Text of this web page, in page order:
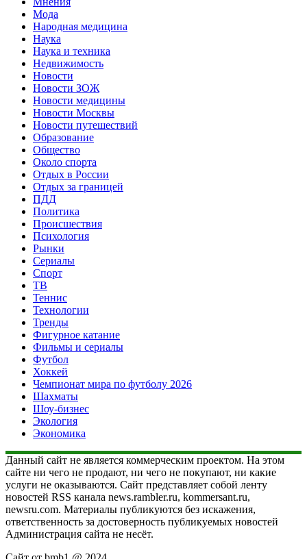
Мода
Народная медицина
Наука
Наука и техника
Недвижимость
Новости
Новости ЗОЖ
Новости медицины
Новости Москвы
Новости путешествий
Образование
Общество
Около спорта
Отдых в России
Отдых за границей
ПДД
Политика
Происшествия
Психология
Рынки
Сериалы
Спорт
ТВ
Теннис
Технологии
Тренды
Фигурное катание
Фильмы и сериалы
Футбол
Хоккей
Чемпионат мира по футболу 2026
Шахматы
Шоу-бизнес
Экология
Экономика
Данный сайт не является коммерческим проектом. На этом
сайте ни чего не продают, ни чего не покупают, ни какие
услуги не оказываются. Сайт представляет собой ленту
новостей RSS канала news.rambler.ru, kommersant.ru,
newsru.com. Материалы публикуются без искажения,
ответственность за достоверность публикуемых новостей
Администрация сайта не несёт.